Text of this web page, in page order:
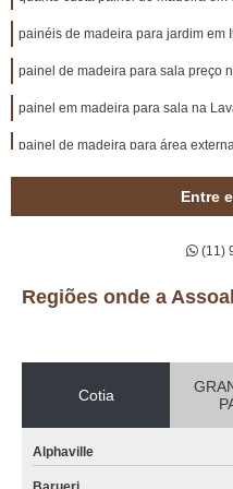
painéis de madeira para jardim em
painel de madeira para sala preço
painel em madeira para sala na
painel de madeira para área
quanto custa painel de madeira
painel de madeira para quarto
painéis de madeira sob medida na
painéis de madeira maciça em
painel de madeira rústica em
Entre
(11)
Regiões onde a
Cotia
Alphaville